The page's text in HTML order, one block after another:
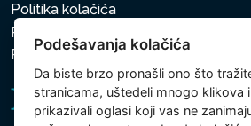
Politika kolačića
Politika zaštite ličnih i drugih
Politika kolačića
Podešavanja kolačića
Da biste brzo pronašli ono što
stranicama, uštedeli mnogo klikova
prikazivali oglasi koji vas ne